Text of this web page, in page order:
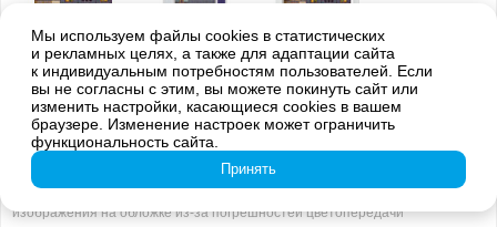
изображения на обложке из-за погрешностей цветопередачи
Мы используем файлы cookies в статистических
и рекламных целях, а также для адаптации сайта
к индивидуальным потребностям пользователей. Если
вы не согласны с этим, вы можете покинуть сайт или
изменить настройки, касающиеся cookies в вашем
браузере. Изменение настроек может ограничить
функциональность сайта.
Принять